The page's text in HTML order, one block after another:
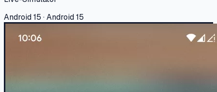
Android 15 · Android 15